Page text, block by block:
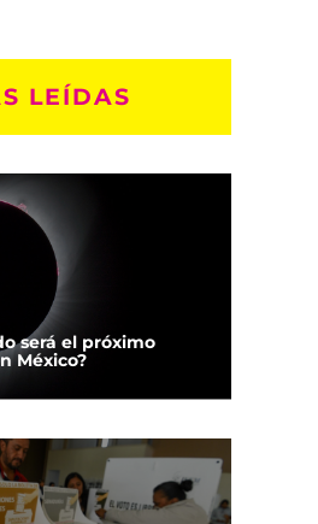
LEÍDAS
será el próximo
México?